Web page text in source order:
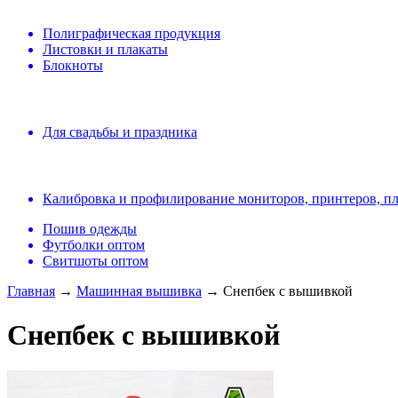
Полиграфическая продукция
Листовки и плакаты
Блокноты
Для свадьбы и праздника
Калибровка и профилирование мониторов, принтеров,
Пошив одежды
Футболки оптом
Свитшоты оптом
Главная → Машинная вышивка → Снепбек с вышивкой
Снепбек с вышивкой